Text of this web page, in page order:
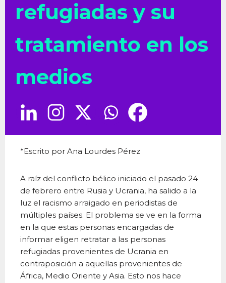
refugiadas y su
tratamiento en los
medios
*Escrito por Ana Lourdes Pérez
A raíz del conflicto bélico iniciado el pasado 24
de febrero entre Rusia y Ucrania, ha salido a la
luz el racismo arraigado en periodistas de
múltiples países. El problema se ve en la forma
en la que estas personas encargadas de
informar eligen retratar a las personas
refugiadas provenientes de Ucrania en
contraposición a aquellas provenientes de
África, Medio Oriente y Asia. Esto nos hace